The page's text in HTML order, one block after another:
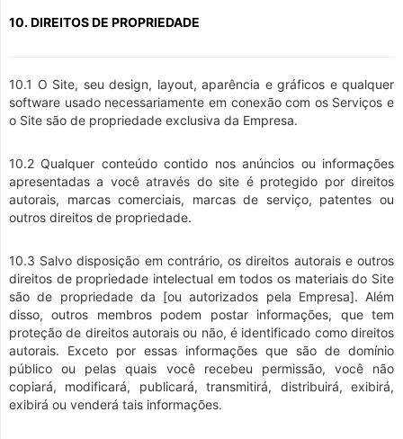
10. DIREITOS DE PROPRIEDADE
10.1 O Site, seu design, layout, aparência e gráficos e qualquer
software usado necessariamente em conexão com os Serviços e
o Site são de propriedade exclusiva da Empresa.
10.2 Qualquer conteúdo contido nos anúncios ou informações
apresentadas a você através do site é protegido por direitos
autorais, marcas comerciais, marcas de serviço, patentes ou
outros direitos de propriedade.
10.3 Salvo disposição em contrário, os direitos autorais e outros
direitos de propriedade intelectual em todos os materiais do Site
são de propriedade da [ou autorizados pela Empresa]. Além
disso, outros membros podem postar informações, que tem
proteção de direitos autorais ou não, é identificado como direitos
autorais. Exceto por essas informações que são de domínio
público ou pelas quais você recebeu permissão, você não
copiará, modificará, publicará, transmitirá, distribuirá, exibirá,
exibirá ou venderá tais informações.